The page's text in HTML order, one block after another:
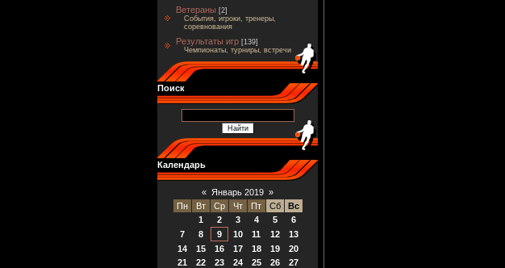
Ветераны [2]
События, игроки, тренеры,
соревнования
Результаты игр [139]
Чемпионаты, турниры, встречи
Поиск
Календарь
« Январь 2019 »
Пн
Вт Ср Чт Пт Сб
Вс
1
2 3 4 5
6
7
8 9 10 11 12
13
14
15 16 17 18 19
20
21
22 23 24 25 26
27